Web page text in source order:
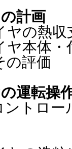
計画
の熱収
本体・
の評価
運転操
トロー